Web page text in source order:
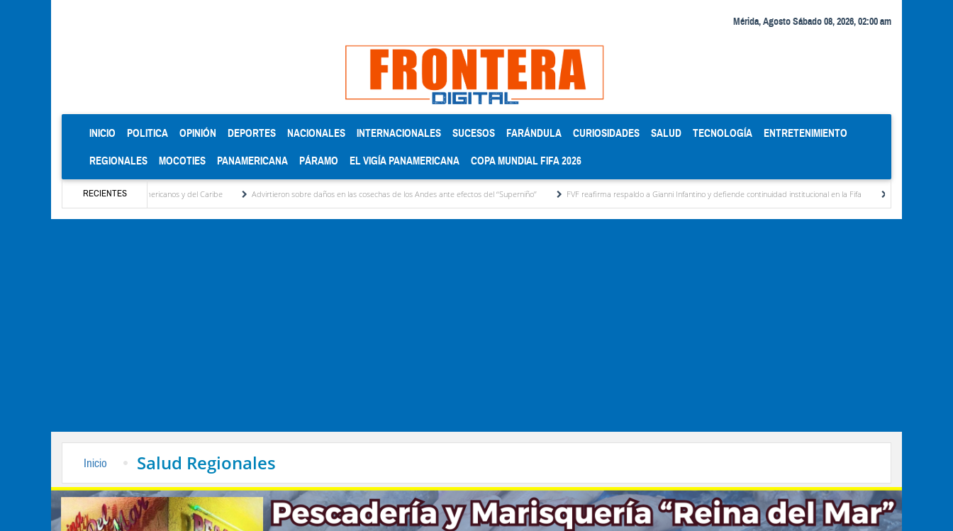
Mérida, Agosto Sábado 08, 2026, 02:00 am
INICIO (CURRENT)
POLITICA OPINIÓN DEPORTES NACIONALES INTERNACIONALES SUCESOS FARÁNDULA CURIOSIDADES SALUD TECNOLOGÍA ENTRETENIMIENTO
REGIONALES MOCOTIES PANAMERICANA PÁRAMO EL VIGÍA PANAMERICANA COPA MUNDIAL FIFA 2026
RECIENTES
en los Juegos Centroamericanos y del Caribe Advirtieron sobre daños en las cosechas de los Andes ante efectos del ‘‘Superniño’’ FVF reafirma respaldo a Gianni Infantino y defiende continuidad institucional en la Fifa Organismos públicos recortan
Inicio Salud Regionales